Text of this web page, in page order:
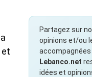
et
Partagez sur
opinions et/ou
accompagnées
Lebanco.net
idées et